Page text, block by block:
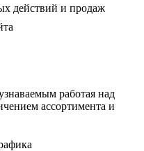
действий и продаж
работая над
ассортимента и